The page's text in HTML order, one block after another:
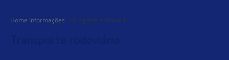
Home Informações Transporte rodoviário